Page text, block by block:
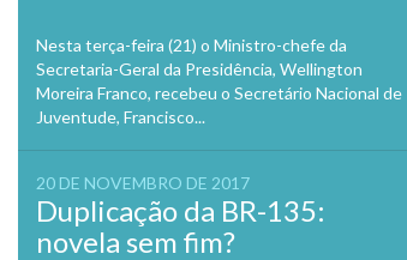
Nesta terça-feira (21) o Ministro-chefe da
Secretaria-Geral da Presidência, Wellington
Moreira Franco, recebeu o Secretário Nacional de
Juventude, Francisco...
20 DE NOVEMBRO DE 2017
Duplicação da BR-135:
novela sem fim?